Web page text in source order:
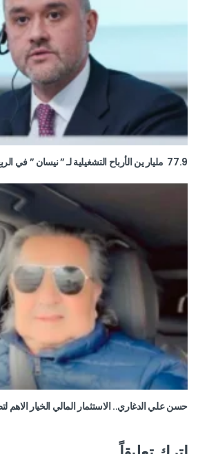
77.9 مليار ين الأرباح التشغيلية لـ ” نيسان ” في الربع الأول 2026
حسن علي الدغاري.. الاستثمار المالي الخيار الاهم